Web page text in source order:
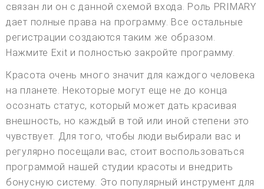
связан ли он с данной схемой входа. Роль PRIMARY
дает полные права на программу. Все остальные
регистрации создаются таким же образом.
Нажмите Exit и полностью закройте программу.
Красота очень много значит для каждого человека
на планете. Некоторые могут еще не до конца
осознать статус, который может дать красивая
внешность, но каждый в той или иной степени это
чувствует. Для того, чтобы люди выбирали вас и
регулярно посещали вас, стоит воспользоваться
программой нашей студии красоты и внедрить
бонусную систему. Это популярный инструмент для